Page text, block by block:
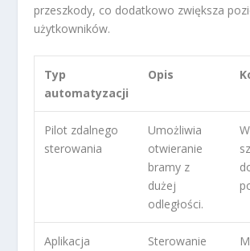
przeszkody, co dodatkowo zwiększa
użytkowników.
Typ
automatyzacji
Opis
Pilot zdalnego
sterowania
Umożliwia
otwieranie
bramy z
dużej
odległości.
Aplikacja
Sterowanie